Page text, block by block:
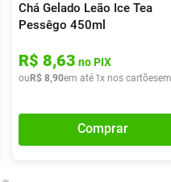
x deR$ 14,40
Chá Gelado Leão Ice Tea
Pessêgo 450ml
R$ 8,63 no PIX
ou R$ 8,90em até 1x nos cartões
Comprar